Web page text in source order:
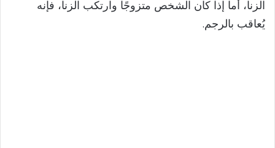
الزنا، أما إذا كان الشخص متزوجًا وارتكب الزنا، فإنه
يُعاقب بالرجم.